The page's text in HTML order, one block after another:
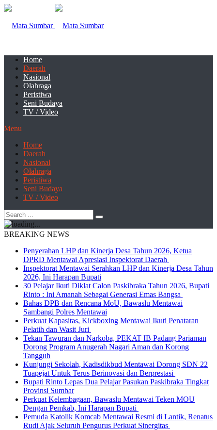
Home
Daerah
Nasional
Olahraga
Peristiwa
Seni Budaya
TV / Video
Menu
Home
Daerah
Nasional
Olahraga
Peristiwa
Seni Budaya
TV / Video
BREAKING NEWS
Penyerahan LHP dan Kinerja Desa Tahun 2026, Ketua
DPRD Mentawai Apresiasi Inspektorat Daerah
Inspektorat Mentawai Serahkan LHP dan Kinerja Desa Tahun
2026, Ini Harapan Bupati
30 Pelajar Ikuti Diklat Calon Paskibraka Tahun 2026, Bupati
Rinto : Ini Amanah Sebagai Generasi Emas Bangsa
Bahas DPB dan Rencana MoU, Bawaslu Mentawai
Sambangi Polres Mentawai
Perkuat Kapasitas, Kickboxing Mentawai Ikuti Penataran
Pelatih dan Wasit Juri
Tekan Tawuran dan Narkoba, PEKAT IB Padang Pariaman
Dorong Program Anugerah Nagari Aman dan Korong
Tangguh
Kunjungi Sekolah, Kadisdikbud Mentawai Dorong SDN 22
Tuapejat Untuk Terus Berinovasi dan Berprestasi
Bupati Rinto Lepas Dua Pelajar Pasukan Paskibraka Tingkat
Provinsi Sumbar
Perkuat Kelembagaan, Bawaslu Mentawai Teken MOU
Dengan Pemkab, Ini Harapan Bupati
Pemuda Katolik Komcab Mentawai Resmi di Lantik, Renatus
Rudi Ajak Seluruh Pengurus Perkuat Sinergitas